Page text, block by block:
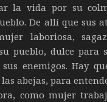
la vida por su
De allí que sus
laboriosa,
pueblo, dulce para
enemigos. Hay
abejas, para
como mujer